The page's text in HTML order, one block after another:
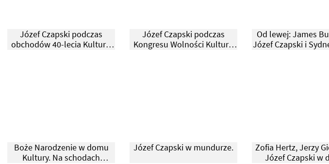
Józef Czapski podczas
obchodów 40-lecia Kultury.
Józef Czapski podczas
Kongresu Wolności Kultury.
Od lewej: James
Józef Czapski i
Boże Narodzenie w domu
Kultury. Na schodach
Józef Czapski w mundurze.
Zofia Hertz, Jerzy
Józef Czapski w